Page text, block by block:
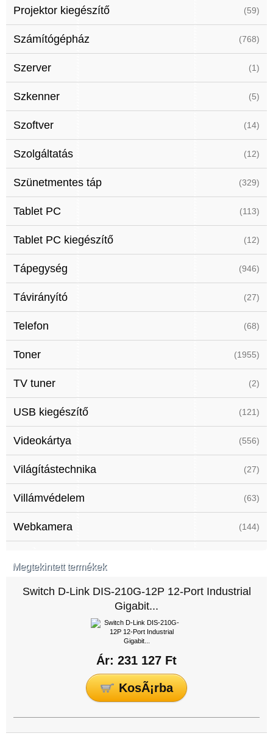
Projektor kiegészítő (59)
Számítógépház (768)
Szerver (1)
Szkenner (5)
Szoftver (14)
Szolgáltatás (12)
Szünetmentes táp (329)
Tablet PC (113)
Tablet PC kiegészítő (12)
Tápegység (946)
Távirányító (27)
Telefon (68)
Toner (1955)
TV tuner (2)
USB kiegészítő (121)
Videokártya (556)
Világítástechnika (27)
Villámvédelem (63)
Webkamera (144)
Megtekintett termékek
Switch D-Link DIS-210G-12P 12-Port Industrial
Gigabit...
Ár: 231 127 Ft